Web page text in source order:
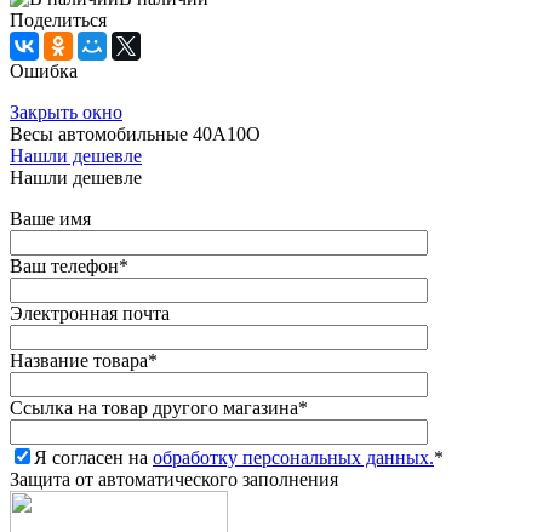
Поделиться
Ошибка
Закрыть окно
Весы автомобильные 40А10О
Нашли дешевле
Нашли дешевле
Ваше имя
Ваш телефон*
Электронная почта
Название товара*
Ссылка на товар другого магазина*
Я согласен на обработку персональных данных.*
Защита от автоматического заполнения